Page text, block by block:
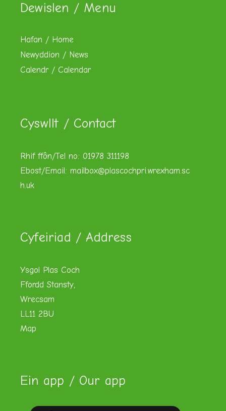
Dewislen / Menu
Hafan / Home
Newyddion / News
Calendr / Calendar
Cyswllt / Contact
Rhif ffôn/Tel no: 01978 311198
Ebost/Email: mailbox@plascochpri.wrexham.sc
h.uk
Cyfeiriad / Address
Ysgol Plas Coch
Ffordd Stansty,
Wrecsam
LL11 2BU
Map
Ein app / Our app